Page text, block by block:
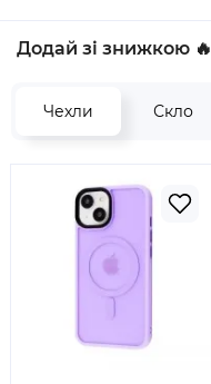
Додай зі знижкою 🔥
Чехли Скло